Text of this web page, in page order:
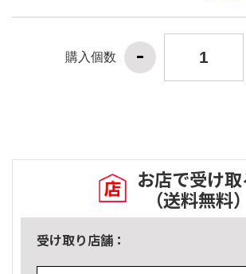
購入個数
お店で受け取
（送料無料）
受け取り店舗：